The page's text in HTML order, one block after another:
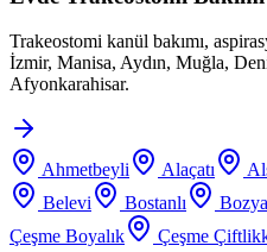
Trakeostomi kanül bakımı,
İzmir, Manisa, Aydın, Muğla,
Afyonkarahisar.
Ahmetbeyli Alaçatı
Belevi
Bostanlı
Çeşme Boyalık
Çeşme